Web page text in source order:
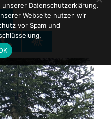
Datenschutzerklärung.
Webseite nutzen wir
vor Spam und